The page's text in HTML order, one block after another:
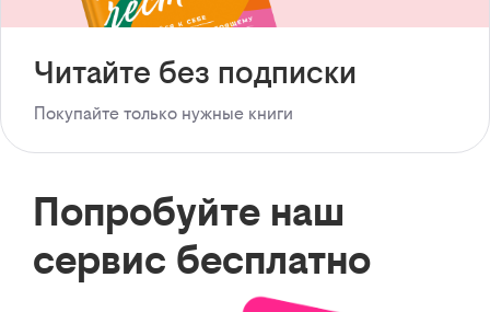
Читайте без подписки
Покупайте только нужные книги
Попробуйте наш
сервис бесплатно